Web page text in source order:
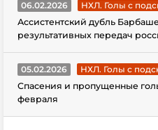
06.02.2026
НХЛ. Голы с
Ассистентский дубль
результативных передач
05.02.2026
НХЛ. Голы с
Спасения и пропущенные
февраля